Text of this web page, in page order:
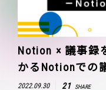
Notion × 議事録
かるNotionでの
2022.09.30 21 SHARE